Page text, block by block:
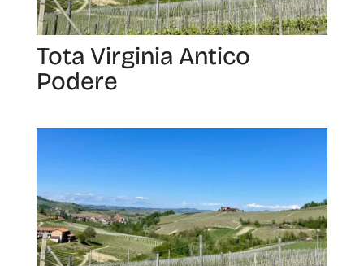
Tota Virginia Antico
Podere